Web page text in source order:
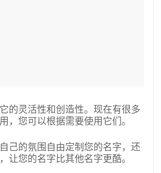
的灵活性和创造性。现在有很多
，您可以根据需要使用它们。
己的氛围自由定制您的名字，还
让您的名字比其他名字更酷。